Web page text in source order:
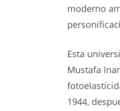
moderno
Esta
Mustafa
1944,